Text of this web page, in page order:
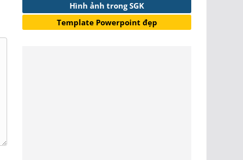
Hình ảnh trong SGK
Template Powerpoint đẹp